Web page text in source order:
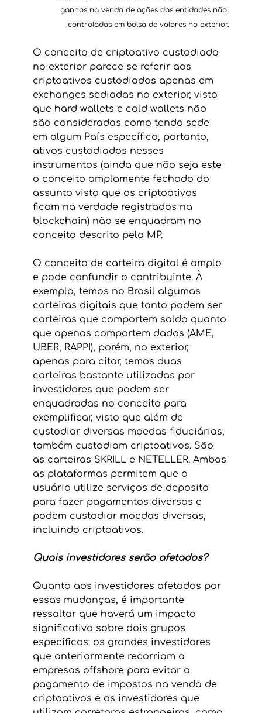
ganhos na venda de ações das entidades não
controladas em bolsa de valores no exterior.
O conceito de criptoativo custodiado
no exterior parece se referir aos
criptoativos custodiados apenas em
exchanges sediadas no exterior, visto
que hard wallets e cold wallets não
são consideradas como tendo sede
em algum País específico, portanto,
ativos custodiados nesses
instrumentos (ainda que não seja este
o conceito amplamente fechado do
assunto visto que os criptoativos
ficam na verdade registrados na
blockchain) não se enquadram no
conceito descrito pela MP.
O conceito de carteira digital é amplo
e pode confundir o contribuinte. À
exemplo, temos no Brasil algumas
carteiras digitais que tanto podem ser
carteiras que comportem saldo quanto
que apenas comportem dados (AME,
UBER, RAPPI), porém, no exterior,
apenas para citar, temos duas
carteiras bastante utilizadas por
investidores que podem ser
enquadradas no conceito para
exemplificar, visto que além de
custodiar diversas moedas fiduciárias,
também custodiam criptoativos. São
as carteiras SKRILL e NETELLER. Ambas
as plataformas permitem que o
usuário utilize serviços de deposito
para fazer pagamentos diversos e
podem custodiar moedas diversas,
incluindo criptoativos.
Quais investidores serão afetados?
Quanto aos investidores afetados por
essas mudanças, é importante
ressaltar que haverá um impacto
significativo sobre dois grupos
específicos: os grandes investidores
que anteriormente recorriam a
empresas offshore para evitar o
pagamento de impostos na venda de
criptoativos e os investidores que